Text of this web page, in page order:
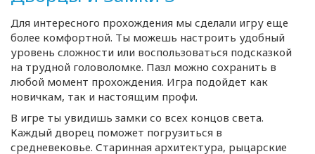
Для интересного прохождения мы сделали игру еще
более комфортной. Ты можешь настроить удобный
уровень сложности или воспользоваться подсказкой
на трудной головоломке. Пазл можно сохранить в
любой момент прохождения. Игра подойдет как
новичкам, так и настоящим профи.
В игре ты увидишь замки со всех концов света.
Каждый дворец поможет погрузиться в
средневековье. Старинная архитектура, рыцарские